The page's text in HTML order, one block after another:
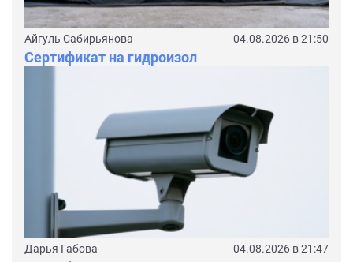
Айгуль Сабирьянова 04.08.2026 в 21:50
Сертификат на гидроизол
Дарья Габова 04.08.2026 в 21:47